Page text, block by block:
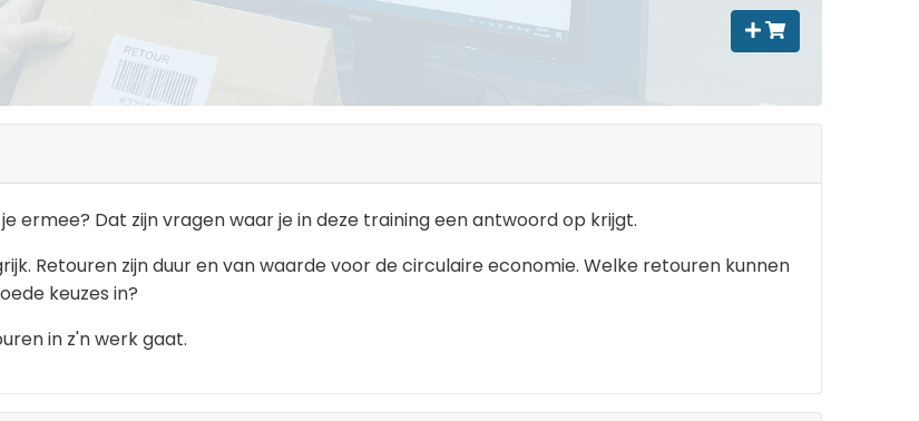
ermee? Dat zijn vragen waar je in deze training een antwoord op krijgt.
Retouren zijn duur en van waarde voor de circulaire economie. Welke retouren kunnen
keuzes in?
in z'n werk gaat.